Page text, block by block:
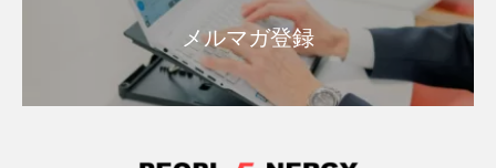
メルマガ登録